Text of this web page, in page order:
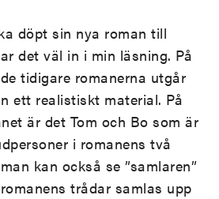
döpt sin nya roman till
det väl in i min läsning. På
tidigare romanerna utgår
ett realistiskt material. På
är det Tom och Bo som är
i romanens två
kan också se ”samlaren”
trådar samlas upp